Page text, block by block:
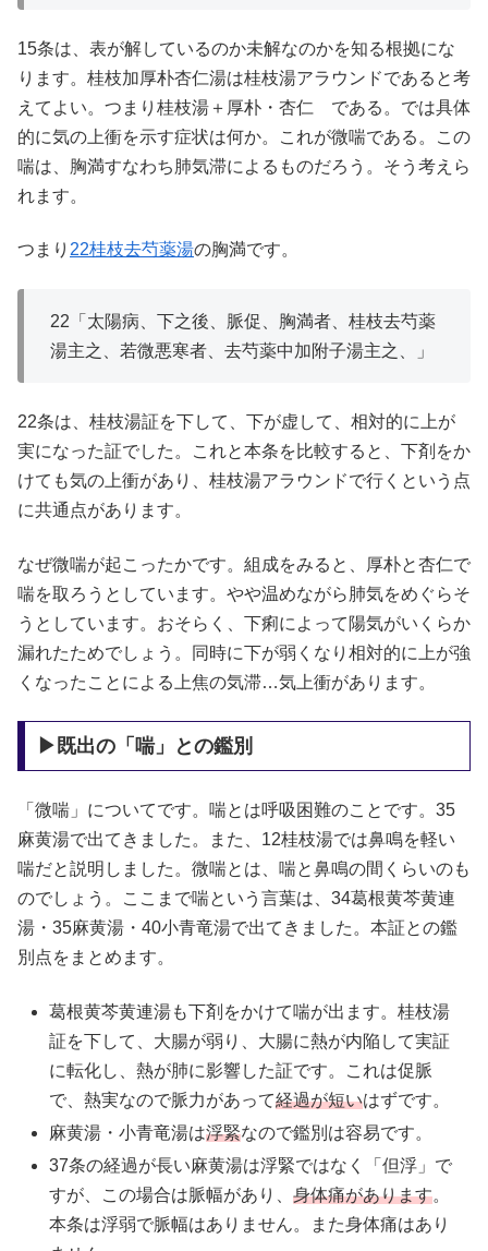
15条は、表が解しているのか未解なのかを知る根拠にな
ります。桂枝加厚朴杏仁湯は桂枝湯アラウンドであると考
えてよい。つまり桂枝湯＋厚朴・杏仁 である。では具体
的に気の上衝を示す症状は何か。これが微喘である。この
喘は、胸満すなわち肺気滞によるものだろう。そう考えら
れます。
つまり 22桂枝去芍薬湯の胸満です。
22「太陽病、下之後、脈促、胸満者、桂枝去芍薬
湯主之、若微悪寒者、去芍薬中加附子湯主之、」
22条は、桂枝湯証を下して、下が虚して、相対的に上が
実になった証でした。これと本条を比較すると、下剤をか
けても気の上衝があり、桂枝湯アラウンドで行くという点
に共通点があります。
なぜ微喘が起こったかです。組成をみると、厚朴と杏仁で
喘を取ろうとしています。やや温めながら肺気をめぐらそ
うとしています。おそらく、下痢によって陽気がいくらか
漏れたためでしょう。同時に下が弱くなり相対的に上が強
くなったことによる上焦の気滞…気上衝があります。
▶既出の「喘」との鑑別
「微喘」についてです。喘とは呼吸困難のことです。35
麻黄湯で出てきました。また、12桂枝湯では鼻鳴を軽い
喘だと説明しました。微喘とは、喘と鼻鳴の間くらいのも
のでしょう。ここまで喘という言葉は、34葛根黄芩黄連
湯・35麻黄湯・40小青竜湯で出てきました。本証との鑑
別点をまとめます。
葛根黄芩黄連湯も下剤をかけて喘が出ます。桂枝湯
証を下して、大腸が弱り、大腸に熱が内陥して実証
に転化し、熱が肺に影響した証です。これは促脈
で、熱実なので脈力があって経過が短いはずです。
麻黄湯・小青竜湯は浮緊なので鑑別は容易です。
37条の経過が長い麻黄湯は浮緊ではなく「但浮」で
すが、この場合は脈幅があり、身体痛があります。
本条は浮弱で脈幅はありません。また身体痛はあり